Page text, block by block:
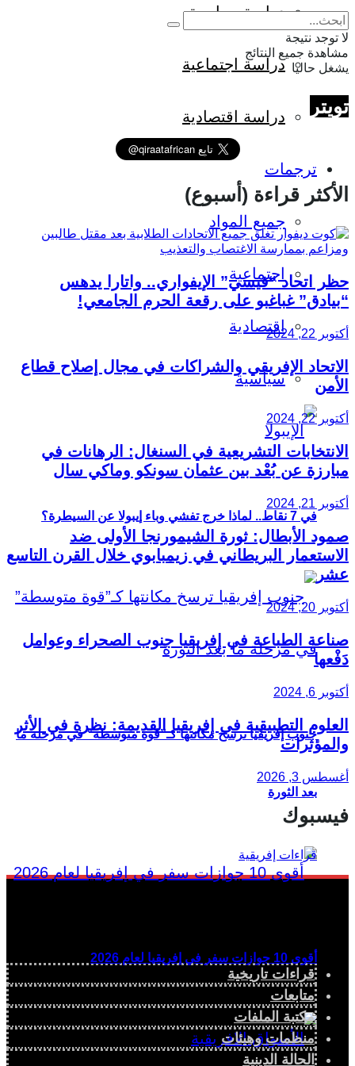
دراسة سياسية
دراسة اجتماعية
دراسة اقتصادية
ترجمات
جميع المواد
اجتماعية
اقتصادية
سياسية
في 7 نقاط.. لماذا خرج تفشي وباء إيبولا عن السيطرة؟
جنوب إفريقيا ترسخ مكانتها كـ”قوة متوسطة” في مرحلة ما
بعد الثورة
أقوى 10 جوازات سفر في إفريقيا لعام 2026
لا توجد نتيجة
مشاهدة جميع النتائج
يشغل حاليا
تويتر
الأكثر قراءة (أسبوع)
حظر اتحاد “فيسي” الإيفواري.. واتارا يدهس
“بيادق” غباغبو على رقعة الحرم الجامعي!
أكتوبر 22, 2024
الاتحاد الإفريقي والشراكات في مجال إصلاح قطاع
الأمن
أكتوبر 22, 2024
الانتخابات التشريعية في السنغال: الرهانات في
مبارزة عن بُعْد بين عثمان سونكو وماكي سال
أكتوبر 21, 2024
صمود الأبطال: ثورة الشيمورنجا الأولى ضد
الاستعمار البريطاني في زيمبابوي خلال القرن التاسع
عشر
أكتوبر 20, 2024
صناعة الطباعة في إفريقيا جنوب الصحراء وعوامل
دَفْعها
أكتوبر 6, 2024
العلوم التطبيقية في إفريقيا القديمة: نظرة في الأثر
والمؤثرات
أغسطس 3, 2026
فيسبوك
قراءات تاريخية
متابعات
مكتبة الملفات
منظمات وهيئات
الحالة الدينية